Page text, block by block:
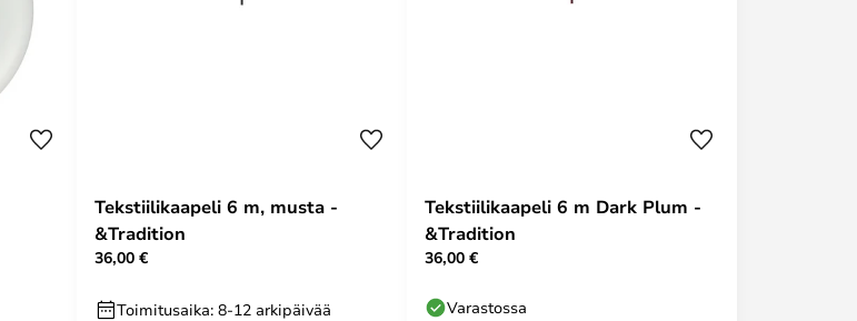
Tekstiilikaapeli 6 m, musta -
&Tradition
36,00 €
Toimitusaika: 8-12 arkipäivää
Tekstiilikaapeli 6 m Dark Plum -
&Tradition
36,00 €
Varastossa